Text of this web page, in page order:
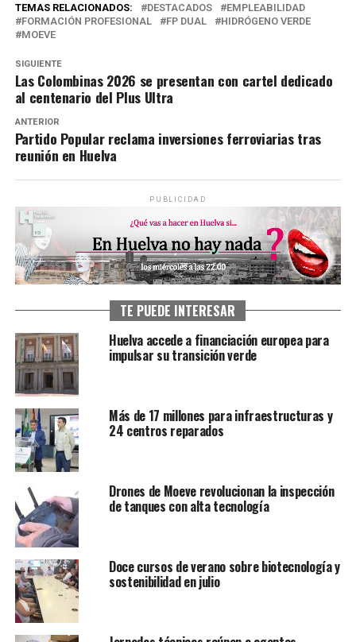
TEMAS RELACIONADOS: DESTACADOS
EMPLEABILIDAD
FORMACIÓN PROFESIONAL
FP DUAL
HIDRÓGENO VERDE
MOEVE
SIGUIENTE
Las Colombinas 2026 se presentan con cartel dedicado
al centenario del Plus Ultra
ANTERIOR
Partido Popular reclama inversiones ferroviarias tras
reunión en Huelva
PUBLICIDAD
TE PUEDE INTERESAR
Huelva accede a financiación europea para
impulsar su transición verde
Más de 17 millones para infraestructuras y
24 centros reparados
Drones de Moeve revolucionan la inspección
de tanques con alta tecnología
Doce cursos de verano sobre biotecnología y
sostenibilidad en julio